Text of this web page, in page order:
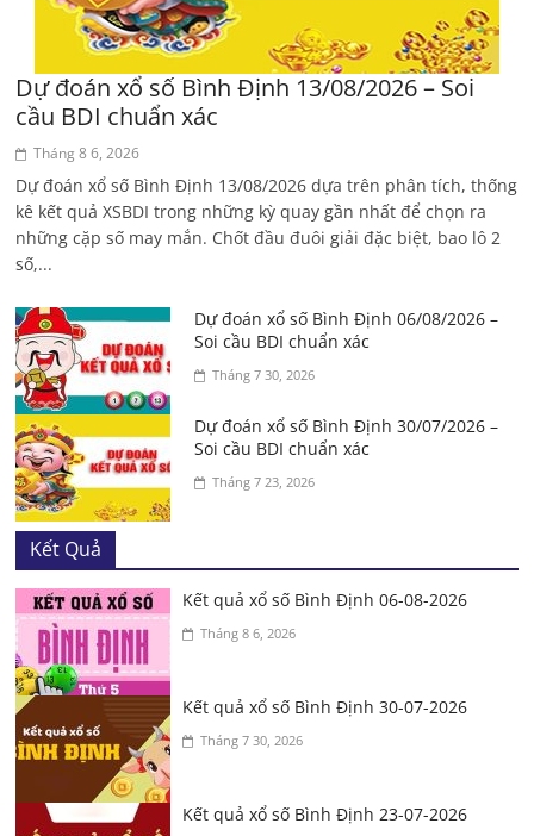
Dự đoán xổ số Bình Định 13/08/2026 – Soi
cầu BDI chuẩn xác
Tháng 8 6, 2026
Dự đoán xổ số Bình Định 13/08/2026 dựa trên phân tích, thống
kê kết quả XSBDI trong những kỳ quay gần nhất để chọn ra
những cặp số may mắn. Chốt đầu đuôi giải đặc biệt, bao lô 2
số,...
Dự đoán xổ số Bình Định 06/08/2026 –
Soi cầu BDI chuẩn xác
Tháng 7 30, 2026
Dự đoán xổ số Bình Định 30/07/2026 –
Soi cầu BDI chuẩn xác
Tháng 7 23, 2026
Kết Quả
Kết quả xổ số Bình Định 06-08-2026
Tháng 8 6, 2026
Kết quả xổ số Bình Định 30-07-2026
Tháng 7 30, 2026
Kết quả xổ số Bình Định 23-07-2026